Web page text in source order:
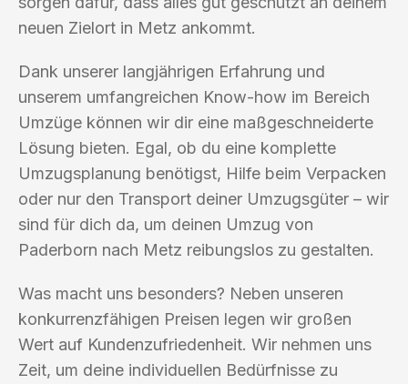
neuen Zielort in Metz ankommt.
Dank unserer langjährigen Erfahrung und
unserem umfangreichen Know-how im Bereich
Umzüge können wir dir eine maßgeschneiderte
Lösung bieten. Egal, ob du eine komplette
Umzugsplanung benötigst, Hilfe beim Verpacken
oder nur den Transport deiner Umzugsgüter – wir
sind für dich da, um deinen Umzug von
Paderborn nach Metz reibungslos zu gestalten.
Was macht uns besonders? Neben unseren
konkurrenzfähigen Preisen legen wir großen
Wert auf Kundenzufriedenheit. Wir nehmen uns
Zeit, um deine individuellen Bedürfnisse zu